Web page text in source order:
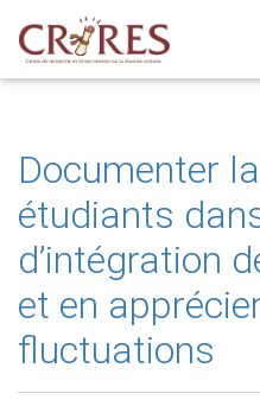
Documenter
étudiants
d’intégration
et en
fluctuations